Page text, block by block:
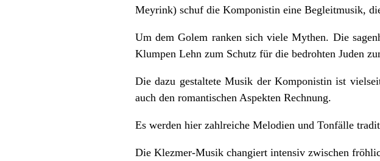
Meyrink) schuf die Komponistin eine Begleitmusik,
Um dem Golem ranken sich viele Mythen. Die
Klumpen Lehn zum Schutz für die bedrohten Juden
Die dazu gestaltete Musik der Komponistin ist
auch den romantischen Aspekten Rechnung.
Es werden hier zahlreiche Melodien und Tonfälle
Die Klezmer-Musik changiert intensiv zwischen